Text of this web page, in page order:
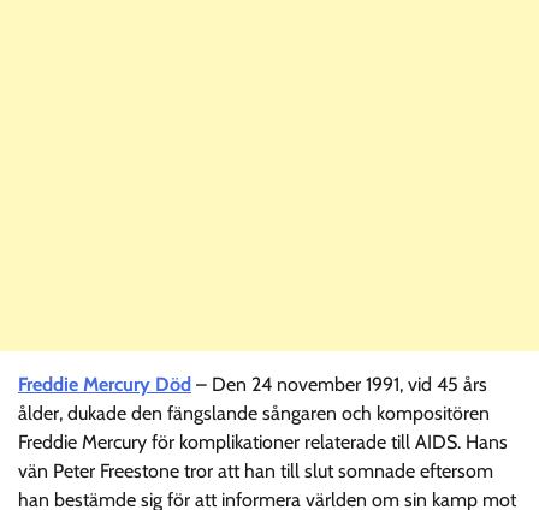
Freddie Mercury Död – Den 24 november 1991, vid 45 års
ålder, dukade den fängslande sångaren och kompositören
Freddie Mercury för komplikationer relaterade till AIDS. Hans
vän Peter Freestone tror att han till slut somnade eftersom
han bestämde sig för att informera världen om sin kamp mot